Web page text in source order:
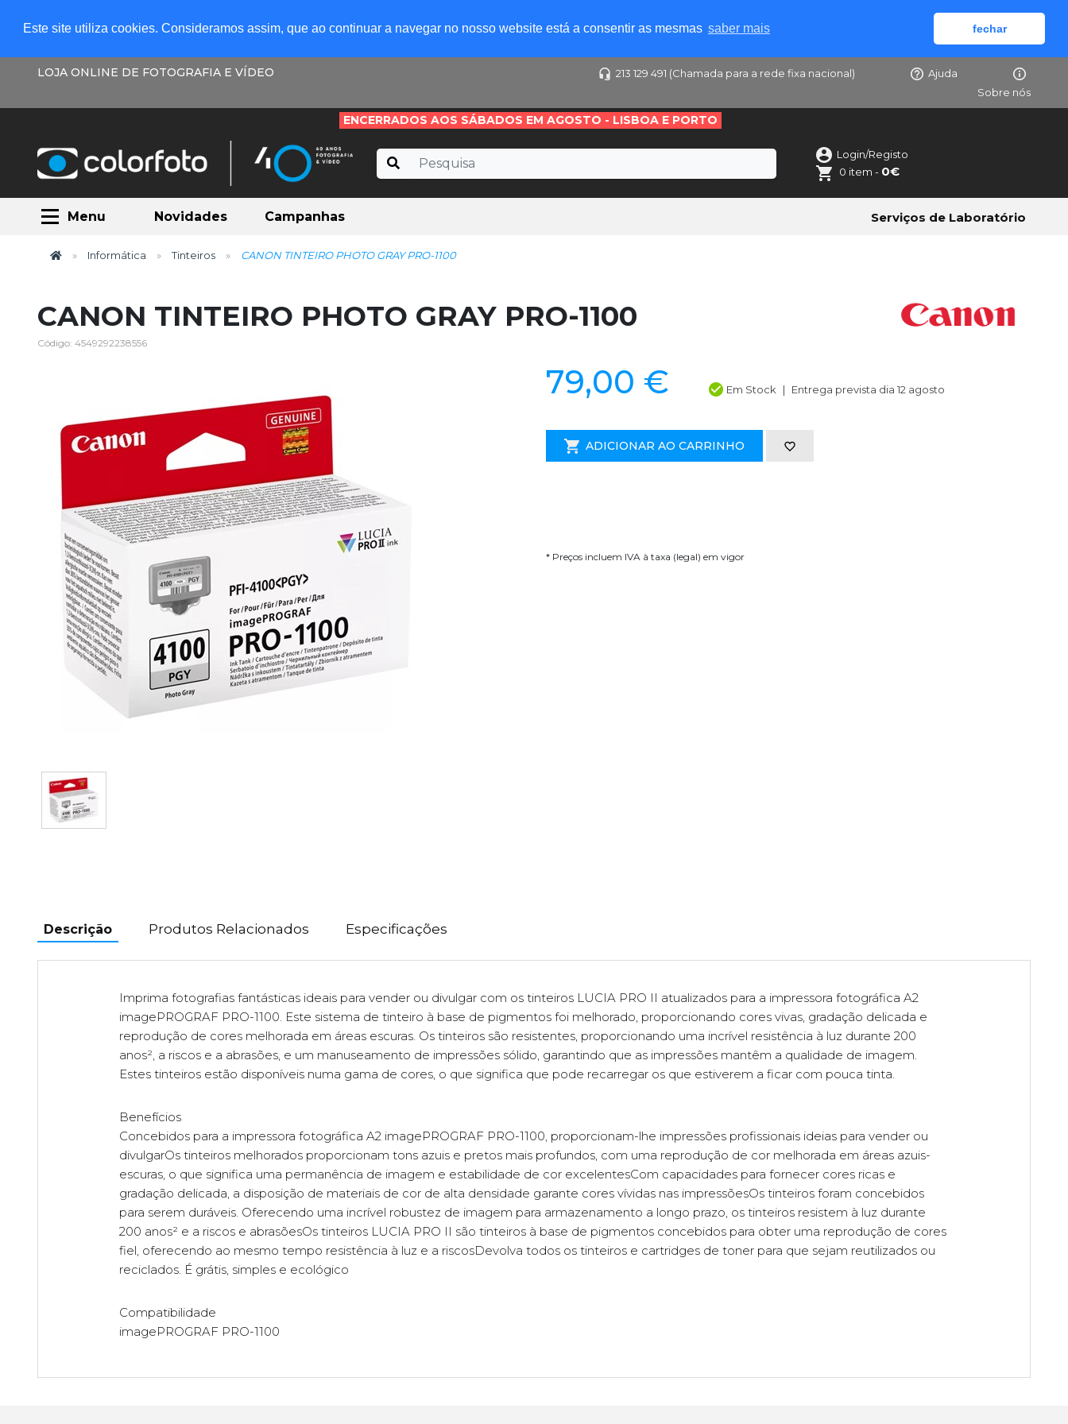
Este site utiliza cookies. Consideramos assim, que ao continuar a navegar no nosso website está a consentir as mesmas saber mais fechar
LOJA ONLINE DE FOTOGRAFIA E VÍDEO 213 129 491 (Chamada para a rede fixa nacional)
Ajuda
Sobre nós
ENCERRADOS AOS SÁBADOS EM AGOSTO - LISBOA E PORTO
Login/Registo
0 item - 0€
Menu Novidades Campanhas Serviços de Laboratório
Informática Tinteiros CANON TINTEIRO PHOTO GRAY PRO-1100
CANON TINTEIRO PHOTO GRAY PRO-1100
Código: 4549292238556
79,00 € Em Stock Entrega prevista dia 12 agosto
ADICIONAR AO CARRINHO
* Preços incluem IVA à taxa (legal) em vigor
Descrição Produtos Relacionados Especificações
Imprima fotografias fantásticas ideais para vender ou divulgar com os tinteiros LUCIA PRO II atualizados para a impressora fotográfica A2
imagePROGRAF PRO-1100. Este sistema de tinteiro à base de pigmentos foi melhorado, proporcionando cores vivas, gradação delicada e
reprodução de cores melhorada em áreas escuras. Os tinteiros são resistentes, proporcionando uma incrível resistência à luz durante 200
anos², a riscos e a abrasões, e um manuseamento de impressões sólido, garantindo que as impressões mantêm a qualidade de imagem.
Estes tinteiros estão disponíveis numa gama de cores, o que significa que pode recarregar os que estiverem a ficar com pouca tinta.
Benefícios
Concebidos para a impressora fotográfica A2 imagePROGRAF PRO-1100, proporcionam-lhe impressões profissionais ideias para vender ou
divulgarOs tinteiros melhorados proporcionam tons azuis e pretos mais profundos, com uma reprodução de cor melhorada em áreas azuis-
escuras, o que significa uma permanência de imagem e estabilidade de cor excelentesCom capacidades para fornecer cores ricas e
gradação delicada, a disposição de materiais de cor de alta densidade garante cores vívidas nas impressõesOs tinteiros foram concebidos
para serem duráveis. Oferecendo uma incrível robustez de imagem para armazenamento a longo prazo, os tinteiros resistem à luz durante
200 anos² e a riscos e abrasõesOs tinteiros LUCIA PRO II são tinteiros à base de pigmentos concebidos para obter uma reprodução de cores
fiel, oferecendo ao mesmo tempo resistência à luz e a riscosDevolva todos os tinteiros e cartridges de toner para que sejam reutilizados ou
reciclados. É grátis, simples e ecológico
Compatibilidade
imagePROGRAF PRO-1100